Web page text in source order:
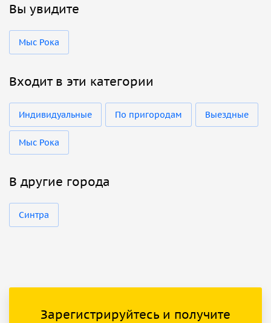
Вы увидите
Мыс Рока
Входит в эти категории
Индивидуальные По пригородам Выездные
Мыс Рока
В другие города
Синтра
Зарегистрируйтесь и получите